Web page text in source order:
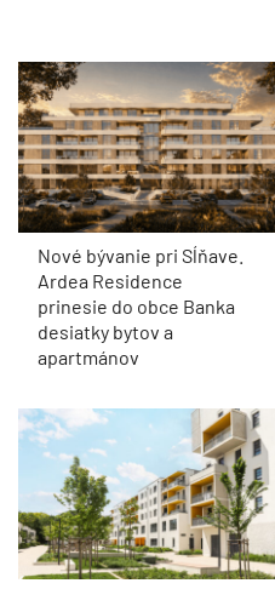
Nové bývanie pri Sĺňave.
Ardea Residence
prinesie do obce Banka
desiatky bytov a
apartmánov